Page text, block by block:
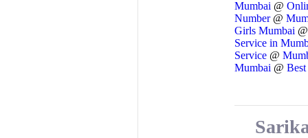
Mumbai @
Number @
Girls Mumbai
Service in
Service @
Mumbai @